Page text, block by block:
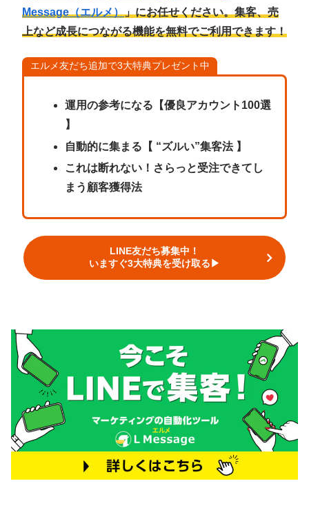
Message（エルメ）」にお任せください。集客、売
上など成長につながる機能を無料でご利用できます！
エルメ友だち追加で3大特典プレゼント中
運用の参考になる【優良アカウント100選
】
自動的に集まる【 “ズルい”集客法 】
これは断れない！さらっと受注できてし
まう顧客獲得法
LINE友だち募集中！
いますぐ3大特典を受け取る▶︎